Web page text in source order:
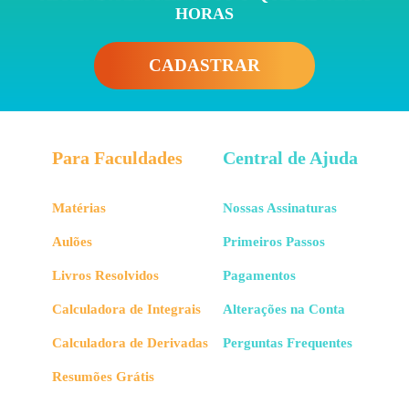
HORAS
CADASTRAR
Para Faculdades
Matérias
Aulões
Livros Resolvidos
Calculadora de Integrais
Calculadora de Derivadas
Resumões Grátis
Central de Ajuda
Nossas Assinaturas
Primeiros Passos
Pagamentos
Alterações na Conta
Perguntas Frequentes